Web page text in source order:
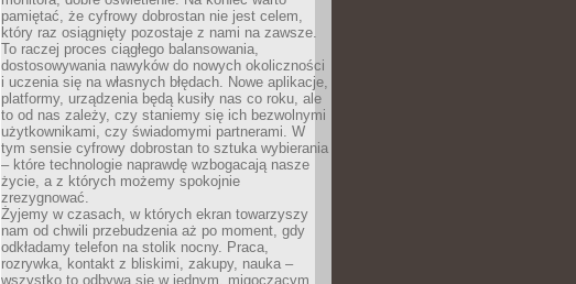
pamiętać, że cyfrowy dobrostan nie jest celem,
który raz osiągnięty pozostaje z nami na zawsze.
To raczej proces ciągłego balansowania,
dostosowywania nawyków do nowych okoliczności
i uczenia się na własnych błędach. Nowe aplikacje,
platformy, urządzenia będą kusiły nas co roku, ale
to od nas zależy, czy staniemy się ich bezwolnymi
użytkownikami, czy świadomymi partnerami. W
tym sensie cyfrowy dobrostan to sztuka wybierania
– które technologie naprawdę wzbogacają nasze
życie, a z których możemy spokojnie
zrezygnować.
Żyjemy w czasach, w których ekran towarzyszy
nam od chwili przebudzenia aż po moment, gdy
odkładamy telefon na stolik nocny. Praca,
rozrywka, kontakt z bliskimi, zakupy, nauka –
wszystko to odbywa się w jednym, migoczącym